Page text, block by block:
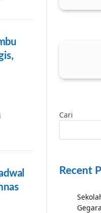
Cari
Recent